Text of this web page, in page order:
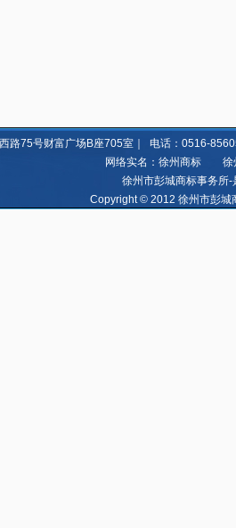
路75号财富广场B座705室｜ 电话：0516-
网络实名：徐州商标 徐
徐州市彭城商标事务所-
Copyright © 2012 徐州市彭